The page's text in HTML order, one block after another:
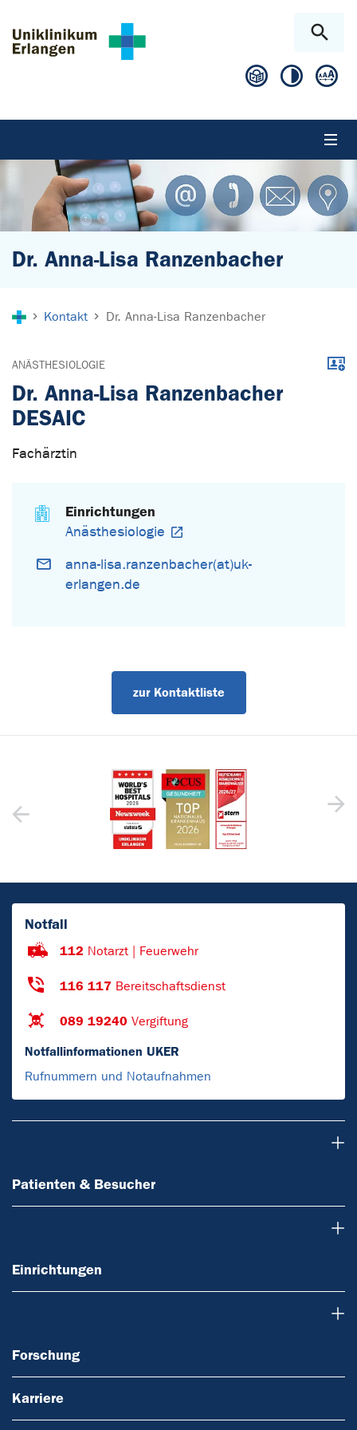
Dr. Anna-Lisa Ranzenbacher
Kontakt Dr. Anna-Lisa Ranzenbacher
ANÄSTHESIOLOGIE
Dr. Anna-Lisa Ranzenbacher
DESAIC
Fachärztin
Einrichtungen
Anästhesiologie
anna-lisa.ranzenbacher(at)uk-
erlangen.de
zur Kontaktliste
Notfall
112 Notarzt | Feuerwehr
116 117 Bereitschaftsdienst
089 19240 Vergiftung
Notfallinformationen UKER
Rufnummern und Notaufnahmen
Patienten & Besucher
Einrichtungen
Forschung
Karriere